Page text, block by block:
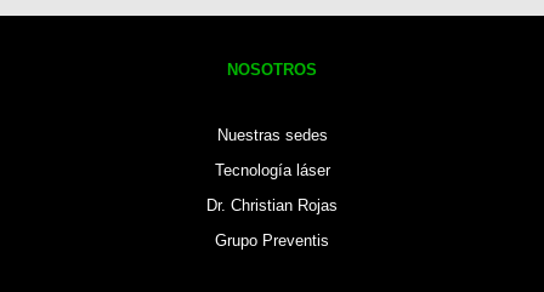
NOSOTROS
Nuestras sedes
Tecnología láser
Dr. Christian Rojas
Grupo Preventis